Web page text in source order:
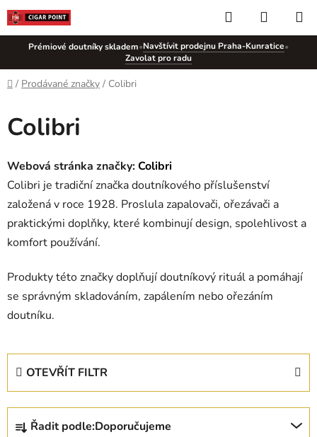
Přejít
na
obsah
Prémiové doutníky skladem•Navštívit prodejnu Praha-Kunratice•
Zavolat pro radu
Hledat
KOŠÍK
Domů
/ Prodávané značky / Colibri
Colibri
Webová stránka značky:Colibri
Colibri je tradiční značka doutníkového příslušenství
založená v roce 1928. Proslula zapalovači, ořezávači a
praktickými doplňky, které kombinují design, spolehlivost a
komfort používání.
Produkty této značky doplňují doutníkový rituál a pomáhají
se správným skladováním, zapálením nebo ořezáním
doutníku.
OTEVŘÍT FILTR
Ř
Řadit podle:Doporučujeme